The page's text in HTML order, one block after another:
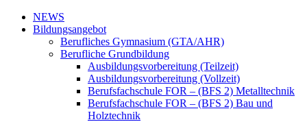
NEWS
Bildungsangebot
Berufliches Gymnasium (GTA/AHR)
Berufliche Grundbildung
Ausbildungsvorbereitung (Teilzeit)
Ausbildungsvorbereitung (Vollzeit)
Berufsfachschule FOR – (BFS 2) Metalltechnik
Berufsfachschule FOR – (BFS 2) Bau und
Holztechnik